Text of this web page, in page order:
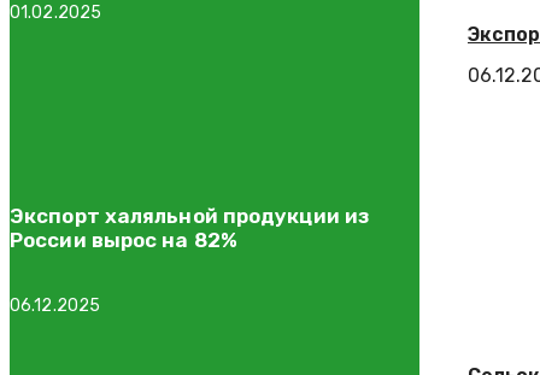
01.02.2025
Экспорт халяльной продукции из
России вырос на 82%
06.12.2025